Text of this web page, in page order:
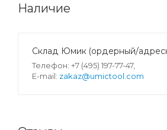
Наличие
Склад Юмик (ордерный/
Телефон: +7 (495) 197-77-47,
E-mail: zakaz@umictool.com